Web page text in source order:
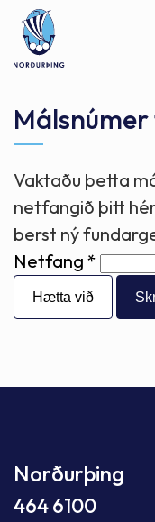
Leita
Vaktaðu þetta
netfangið þitt
berst ný
Netfang
Hætta við
Norðurþing
464 6100